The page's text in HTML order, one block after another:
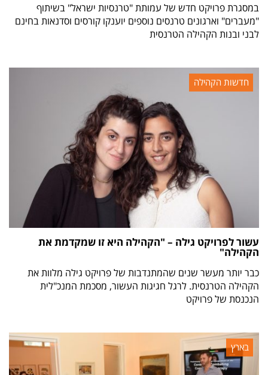
במסגרת פרויקט חדש של עמותת "טרנסיות ישראל" בשיתוף
"מעברים" וארגונים טרנסים נוספים יוענקו קורסים וסדנאות בחינם
לבני ובנות הקהילה הטרנסית
חדשות הקהילה
עשור לפרויקט גילה – "הקהילה היא זו שמקדמת את
הקהילה"
כבר יותר מעשר שנים שהמתנדבות של פרויקט גילה מלוות את
הקהילה הטרנסית. לרגל חגיגות העשור, מסכמת המנכ"לית
הנכנסת של פרויקט
בארץ